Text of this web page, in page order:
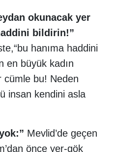
okunacak yer
bildirin!”
hanıma haddini
en büyük kadın
cümle bu! Neden
insan kendini asla
Mevlid’de geçen
önce yer-gök